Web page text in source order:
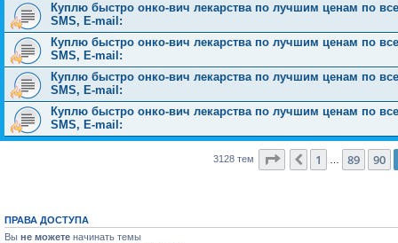
Куплю быстро онко-вич лекарства по лучшим ценам по
SMS, E-mail:
Куплю быстро онко-вич лекарства по лучшим ценам по
SMS, E-mail:
Куплю быстро онко-вич лекарства по лучшим ценам по
SMS, E-mail:
Куплю быстро онко-вич лекарства по лучшим ценам по
SMS, E-mail:
3128 тем Страница 91из 126
Пред.
1 89 90
ПРАВА ДОСТУПА
Вы не можете начинать темы